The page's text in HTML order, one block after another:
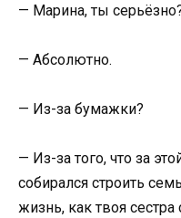
— Марина, ты
— Абсолютно.
— Из-за бумажки?
— Из-за того, что за
собирался строить
жизнь, как твоя сестра